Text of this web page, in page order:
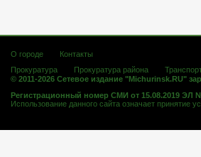
О городе
Контакты
Прокуратура
Прокуратура района
© 2011-2026 Сетевое издание "Michurinsk.RU"
Регистрационный номер СМИ от 15.08.2019 ЭЛ
Использование данного сайта означает принятие